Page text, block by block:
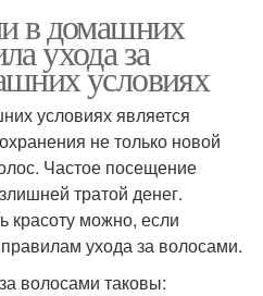
в домашних
ухода за
условиях
условиях является
не только новой
Частое посещение
тратой денег.
красоту можно, если
ухода за волосами.
волосами таковы: